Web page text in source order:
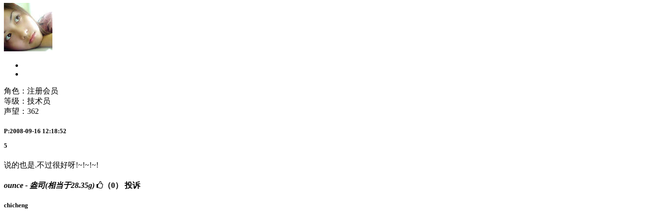
角色：注册会员
等级：技术员
声望： 362
P:2008-09-16 12:18:52
5
说的也是.不过很好呀!~!~!~!
ounce - 盎司(相当于28.35g) （0） 投诉
chicheng